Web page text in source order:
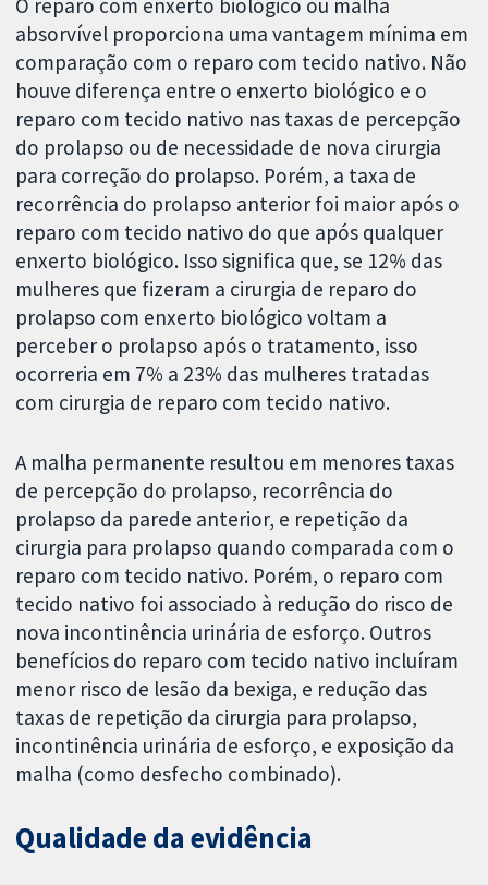
O reparo com enxerto biológico ou malha
absorvível proporciona uma vantagem mínima em
comparação com o reparo com tecido nativo. Não
houve diferença entre o enxerto biológico e o
reparo com tecido nativo nas taxas de percepção
do prolapso ou de necessidade de nova cirurgia
para correção do prolapso. Porém, a taxa de
recorrência do prolapso anterior foi maior após o
reparo com tecido nativo do que após qualquer
enxerto biológico. Isso significa que, se 12% das
mulheres que fizeram a cirurgia de reparo do
prolapso com enxerto biológico voltam a
perceber o prolapso após o tratamento, isso
ocorreria em 7% a 23% das mulheres tratadas
com cirurgia de reparo com tecido nativo.
A malha permanente resultou em menores taxas
de percepção do prolapso, recorrência do
prolapso da parede anterior, e repetição da
cirurgia para prolapso quando comparada com o
reparo com tecido nativo. Porém, o reparo com
tecido nativo foi associado à redução do risco de
nova incontinência urinária de esforço. Outros
benefícios do reparo com tecido nativo incluíram
menor risco de lesão da bexiga, e redução das
taxas de repetição da cirurgia para prolapso,
incontinência urinária de esforço, e exposição da
malha (como desfecho combinado).
Qualidade da evidência